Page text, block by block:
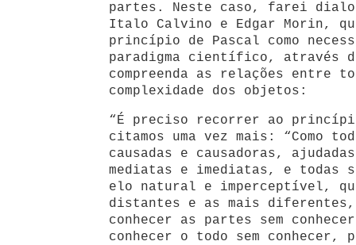
partes. Neste caso, farei
Italo Calvino e Edgar Morin,
princípio de Pascal como
paradigma científico, através de
compreenda as relações entre
complexidade dos objetos:
“É preciso recorrer ao
citamos uma vez mais: “Como
causadas e causadoras,
mediatas e imediatas, e todas
elo natural e imperceptível,
distantes e as mais
conhecer as partes sem
conhecer o todo sem conhecer,